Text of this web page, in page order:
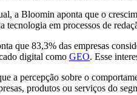
a Bloomin aponta que o
tecnologia em processos de
que 83,3% das empresas
digital como GEO. Esse
a percepção sobre o
produtos ou serviços do